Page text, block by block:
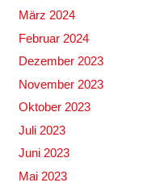
März 2024
Februar 2024
Dezember 2023
November 2023
Oktober 2023
Juli 2023
Juni 2023
Mai 2023